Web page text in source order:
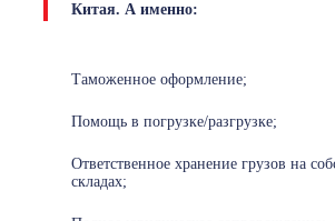
Китая. А именно:
Таможенное оформление;
Помощь в погрузке/разгрузке;
Ответственное хранение грузов на
складах;